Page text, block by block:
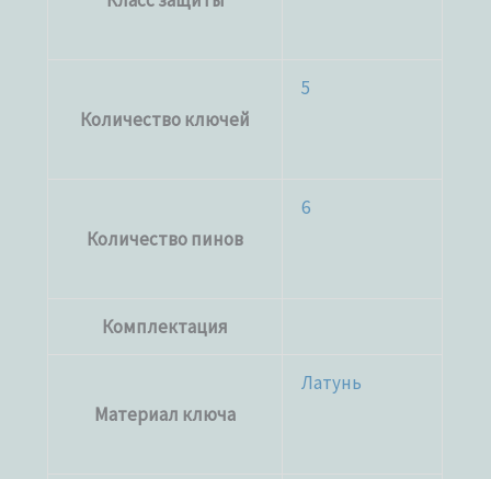
Количество ключей
5
Количество пинов
6
Комплектация
Материал ключа
Латунь